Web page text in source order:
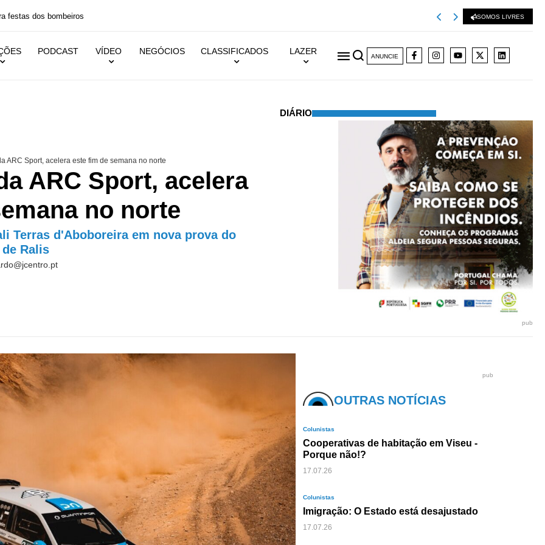
dos bombeiros Viseu 2001
SOMOS LIVRES
PODCAST VÍDEO NEGÓCIOS CLASSIFICADOS LAZER
ANUNCIE
ARC Sport, acelera este fim de semana no norte
ARC Sport, acelera
no norte
Terras d'Aboboreira em nova prova do
Ralis
DIÁRIO
pub
pub
OUTRAS NOTÍCIAS
Colunistas
Cooperativas de habitação em Viseu -
Porque não!?
17.07.26
Colunistas
Imigração: O Estado está desajustado
17.07.26